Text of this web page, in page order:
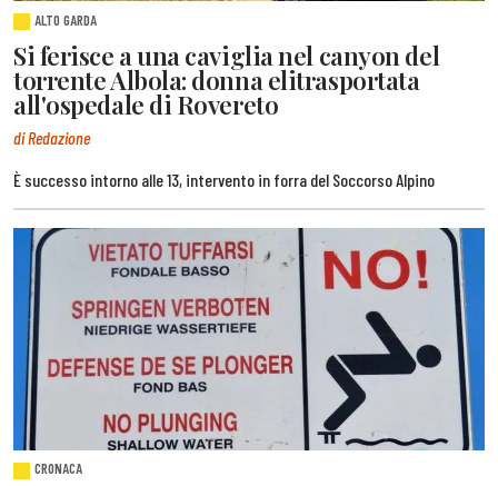
ALTO GARDA
Si ferisce a una caviglia nel canyon del
torrente Albola: donna elitrasportata
all'ospedale di Rovereto
di Redazione
È successo intorno alle 13, intervento in forra del Soccorso Alpino
CRONACA